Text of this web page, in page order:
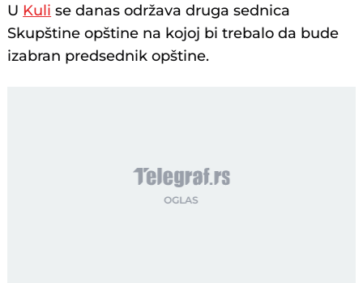
U Kuli se danas održava druga sednica
Skupštine opštine na kojoj bi trebalo da bude
izabran predsednik opštine.